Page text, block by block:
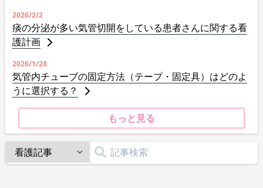
2026/2/2
痰の分泌が多い気管切開をしている患者さんに関する看
護計画
2026/1/28
気管内チューブの固定方法（テープ・固定具）はどのよ
うに選択する？
もっと見る